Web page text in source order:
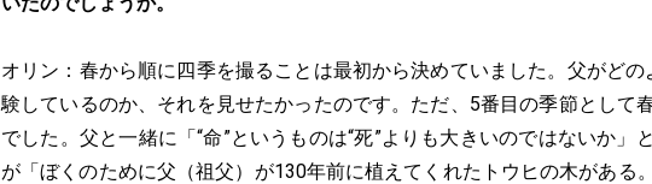
オリン：春から順に四季を撮ることは最初から決めていました。父がど
験しているのか、それを見せたかったのです。ただ、5番目の季節として
でした。父と一緒に「“命”というものは“死”よりも大きいのではないか」
が「ぼくのために父（祖父）が130年前に植えてくれたトウヒの木がある